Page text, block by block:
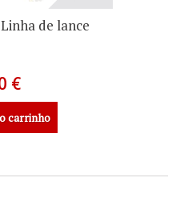
de lance
€
carrinho